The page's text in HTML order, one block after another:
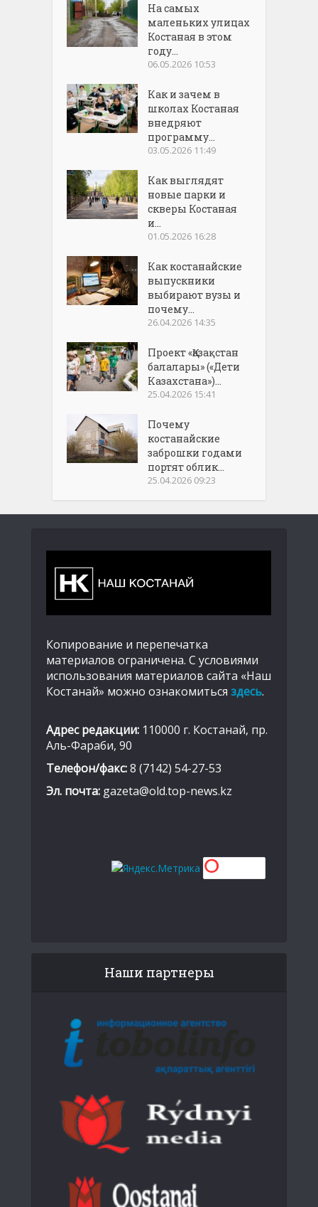
На самых
маленьких улицах
Костаная в этом
году...
06.05.2026 10:53
Как и зачем в
школах Костаная
внедряют
программу...
03.05.2026 11:49
Как выглядят
новые парки и
скверы Костаная
и...
01.05.2026 16:28
Как костанайские
выпускники
выбирают вузы и
почему...
26.04.2026 14:35
Проект «Қазақстан
балалары» («Дети
Казахстана»)...
25.04.2026 15:41
Почему
костанайские
заброшки годами
портят облик...
25.04.2026 09:23
Копирование и перепечатка
материалов ограничена. С условиями
использования материалов сайта «Наш
Костанай» можно ознакомиться здесь.
Адрес редакции: 110000 г. Костанай, пр.
Аль-Фараби, 90
Телефон/факс:8 (7142) 54-27-53
Эл. почта: gazeta@old.top-news.kz
Наши партнеры